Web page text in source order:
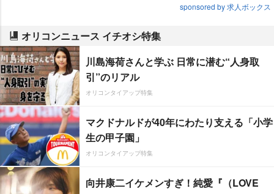
sponsored by 求人ボックス
オリコンニュース イチオシ特集
川島海荷さんと学ぶ 日常に潜む“人身取
引”のリアル
オリコンタイアップ特集
マクドナルドが40年にわたり支える「小学
生の甲子園」
オリコンタイアップ特集
向井康二イケメンすぎ！純愛『（LOVE